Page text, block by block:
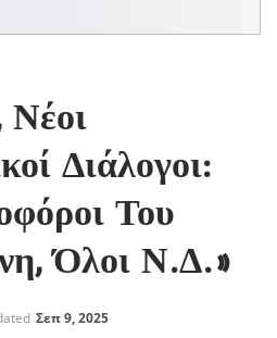
Διάλογοι:
Του
Όλοι Ν.Δ.»
Σεπ 9, 2025